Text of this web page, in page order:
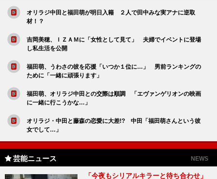
オリラジ中田と福田萌が明日入籍 ２人で田中みな実アナに逆取
材！？
吉岡美穂、ＩＺＡＭに「女性として見て」 夫婦でイベントに登場
し私生活を公開
福田萌、うわさの彼を応援「いつか１位に…」 男前ランキングの
ために「一緒に頑張ります」
福田萌、オリラジ中田との交際は順調 「エヴァンゲリオンの映画
に一緒に行こうかな…」
オリラジ・中田と藤森の恋愛に大差!? 中田「福田萌さんという彼
女でして…」
芸能ニュース NEWS
「今夜もシリアルキラーと待ち合わせ」